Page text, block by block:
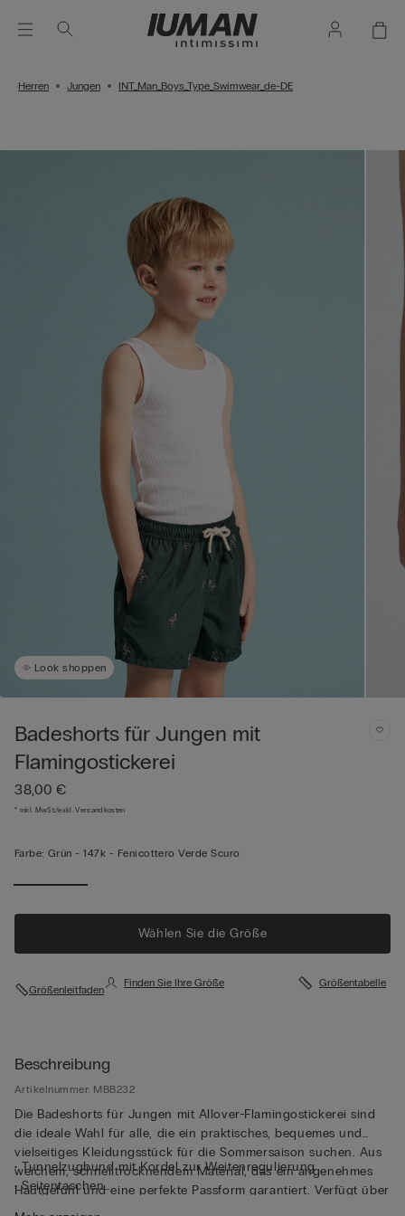
Herren Jungen INT_Man_Boys_Type_Swimwear_de-DE
Look shoppen
Badeshorts für Jungen mit
Flamingostickerei
38,00 €
* inkl. MwSt./exkl. Versandkosten
Farbe: Grün -147k - Fenicottero Verde Scuro
Wählen Sie die Größe
Größenleitfaden
Finden Sie Ihre Größe Größentabelle
Beschreibung
Artikelnummer: MBB232
Die Badeshorts für Jungen mit Allover-Flamingostickerei sind
die ideale Wahl für alle, die ein praktisches, bequemes und
vielseitiges Kleidungsstück für die Sommersaison suchen. Aus
weichem, schnelltrocknendem Material, das ein angenehmes
Hautgefühl und eine perfekte Passform garantiert. Verfügt über
einen bequemen Innenslip aus weicher Mikrofaser, der farblich
• Tunnelzugbund mit Kordel zur Weitenregulierung
• Seitentaschen